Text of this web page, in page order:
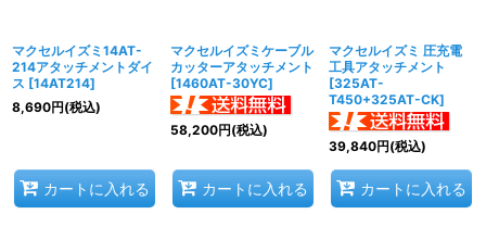
マクセルイズミ14AT-
214アタッチメントダイ
ス [14AT214]
8,690円(税込)
カートに入れる
マクセルイズミケーブル
カッターアタッチメント
[1460AT-30YC]
58,200円(税込)
カートに入れる
マクセルイズミ 圧充電
工具アタッチメント
[325AT-
T450+325AT-CK]
39,840円(税込)
カートに入れる